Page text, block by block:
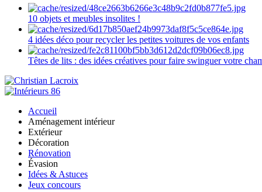
10 objets et meubles insolites !
4 idées déco pour recycler les petites voitures de vos enfants
Têtes de lits : des idées créatives pour faire swinguer votre
Accueil
Aménagement intérieur
Extérieur
Décoration
Rénovation
Évasion
Idées & Astuces
Jeux concours